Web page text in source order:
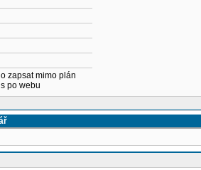
zapsat mimo plán
po webu